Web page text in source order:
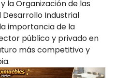
la Organización de las
Desarrollo Industrial
importancia de la
público y privado en
más competitivo y